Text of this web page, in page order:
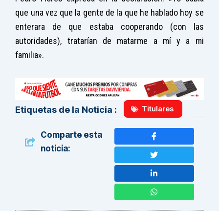
que una vez que la gente de la que he hablado hoy se
enterara de que estaba cooperando (con las
autoridades), tratarían de matarme a mí y a mi
familia».
Etiquetas de la Noticia : Titulares
Comparte esta
noticia: